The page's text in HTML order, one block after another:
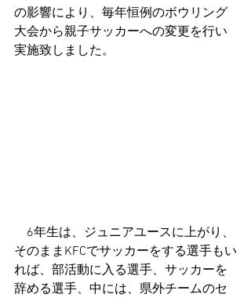
の影響により、毎年恒例のボウリング
大会から親子サッカーへの変更を行い
実施致しました。
6年生は、ジュニアユースに上がり、
そのままKFCでサッカーをする選手もい
れば、部活動に入る選手、サッカーを
辞める選手、中には、県外チームのセ